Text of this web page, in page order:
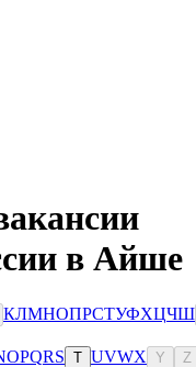
в Айше
КЛМНОПРСТУФХЦЧШ
OPQRS T UVWX Y Z